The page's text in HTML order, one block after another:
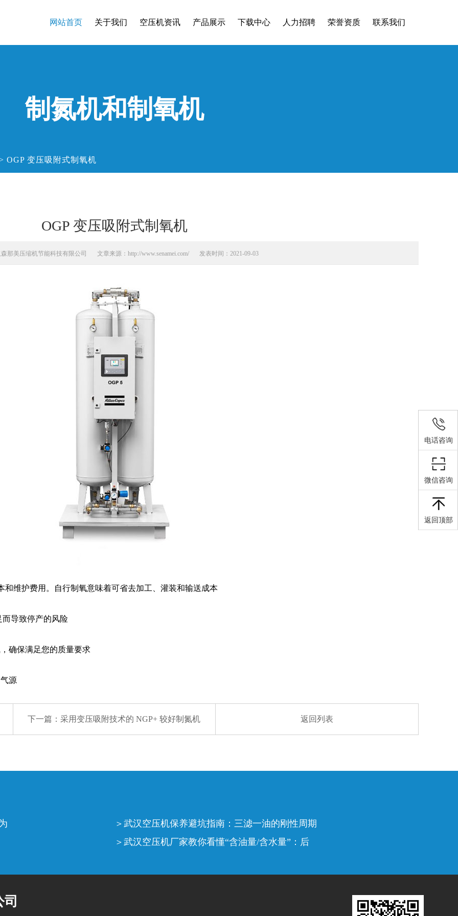
网站首页 关于我们 空压机资讯 产品展示 下载中心 人力招聘 荣誉资质 联系我们
制氮机和制氧机
OGP 变压吸附式制氧机
OGP 变压吸附式制氧机
那美压缩机节能科技有限公司 文章来源：http://www.senamei.com/ 发表时间：2021-09-03
维护费用。自行制氧意味着可省去加工、灌装和输送成本
导致停产的风险
确保满足您的质量要求
源
下一篇：采用变压吸附技术的 NGP+ 较好制氮机 返回列表
武汉空压机保养避坑指南：三滤一油的刚性周期
武汉空压机厂家教你看懂“含油量/含水量”：后
电话咨询
微信咨询
返回顶部